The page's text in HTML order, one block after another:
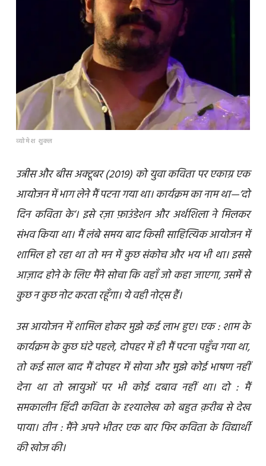
व्योमेश शुक्ल
उन्नीस और बीस अक्टूबर (2019) को युवा कविता पर एकाग्र एक
आयोजन में भाग लेने मैं पटना गया था। कार्यक्रम का नाम था—‘दो
दिन कविता के’। इसे रज़ा फ़ाउंडेशन और अर्थशिला ने मिलकर
संभव किया था। मैं लंबे समय बाद किसी साहित्यिक आयोजन में
शामिल हो रहा था तो मन में कुछ संकोच और भय भी था। इससे
आज़ाद होने के लिए मैंने सोचा कि वहाँ जो कहा जाएगा, उसमें से
कुछ न कुछ नोट करता रहूँगा। ये वही नोट्स हैं।
उस आयोजन में शामिल होकर मुझे कई लाभ हुए। एक : शाम के
कार्यक्रम के कुछ घंटे पहले, दोपहर में ही मैं पटना पहुँच गया था,
तो कई साल बाद मैं दोपहर में सोया और मुझे कोई भाषण नहीं
देना था तो स्नायुओं पर भी कोई दबाव नहीं था। दो : मैं
समकालीन हिंदी कविता के दृश्यालेख को बहुत क़रीब से देख
पाया। तीन : मैंने अपने भीतर एक बार फिर कविता के विद्यार्थी
की खोज की।